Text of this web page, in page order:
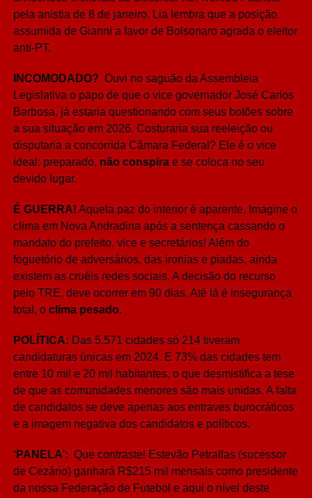
pela anistia de 8 de janeiro. Lia lembra que a posição
assumida de Gianni a favor de Bolsonaro agrada o eleitor
anti-PT,
INCOMODADO? Ouvi no saguão da Assembleia
Legislativa o papo de que o vice governador José Carlos
Barbosa, já estaria questionando com seus botões sobre
a sua situação em 2026. Costuraria sua reeleição ou
disputaria a concorrida Câmara Federal? Ele é o vice
ideal: preparado, não conspirae se coloca no seu
devido lugar.
É GUERRA! Aquela paz do interior é aparente. Imagine o
clima em Nova Andradina após a sentença cassando o
mandato do prefeito, vice e secretários! Além do
foguetório de adversários, das ironias e piadas, ainda
existem as cruéis redes sociais. A decisão do recurso
pelo TRE, deve ocorrer em 90 dias. Até lá é insegurança
total, o clima pesado.
POLÍTICA: Das 5.571 cidades só 214 tiveram
candidaturas únicas em 2024. E 73% das cidades tem
entre 10 mil e 20 mil habitantes, o que desmistifica a tese
de que as comunidades menores são mais unidas. A falta
de candidatos se deve apenas aos entraves burocráticos
e a imagem negativa dos candidatos e políticos.
‘PANELA’: Que contraste! Estevão Petrallas (sucessor
de Cezário) ganhará R$215 mil mensais como presidente
da nossa Federação de Futebol e aqui o nível deste